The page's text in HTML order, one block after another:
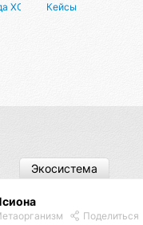
XCOM 3Кейсы
Поделиться
Экосистема